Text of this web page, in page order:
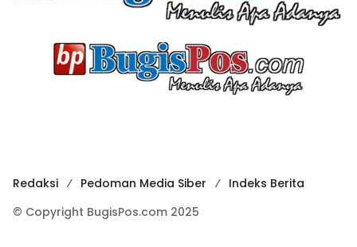
Redaksi Pedoman Media Siber
Indeks Berita
© Copyright BugisPos.com 2025